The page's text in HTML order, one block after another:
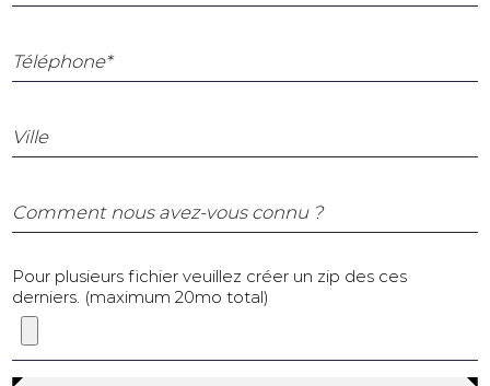
Téléphone*
Ville
Comment nous avez-vous connu ?
Pour plusieurs fichier veuillez créer un zip des ces
derniers. (maximum 20mo total)